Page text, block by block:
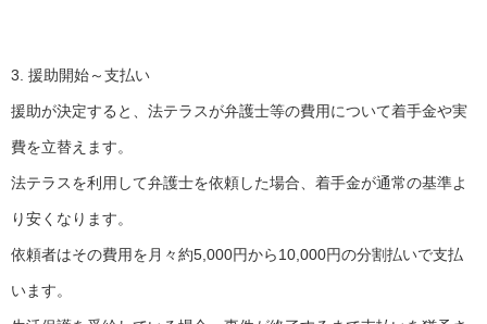
3. 援助開始～支払い
援助が決定すると、法テラスが弁護士等の費用について着手金や実
費を立替えます。
法テラスを利用して弁護士を依頼した場合、着手金が通常の基準よ
り安くなります。
依頼者はその費用を月々約5,000円から10,000円の分割払いで支払
います。